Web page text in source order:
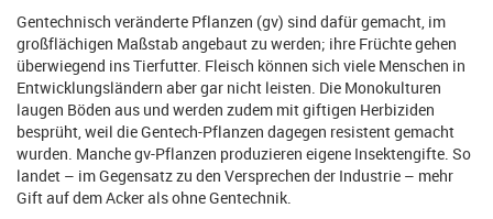
Gentechnisch veränderte Pflanzen (gv) sind dafür gemacht, im
großflächigen Maßstab angebaut zu werden; ihre Früchte gehen
überwiegend ins Tierfutter. Fleisch können sich viele Menschen in
Entwicklungsländern aber gar nicht leisten. Die Monokulturen
laugen Böden aus und werden zudem mit giftigen Herbiziden
besprüht, weil die Gentech-Pflanzen dagegen resistent gemacht
wurden. Manche gv-Pflanzen produzieren eigene Insektengifte. So
landet – im Gegensatz zu den Versprechen der Industrie – mehr
Gift auf dem Acker als ohne Gentechnik.